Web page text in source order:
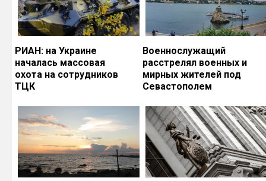
РИАН: на Украине
началась массовая
охота на сотрудников
ТЦК
Военнослужащий
расстрелял военных и
мирных жителей под
Севастополем